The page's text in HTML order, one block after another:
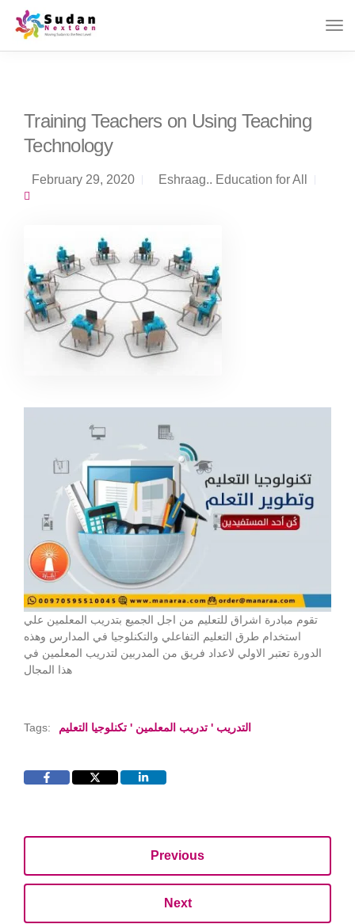
Training Teachers on Using Teaching
Technology
February 29, 2020 Eshraag.. Education for All
تقوم مبادرة اشراق للتعليم من اجل الجميع بتدريب المعلمين علي
استخدام طرق التعليم التفاعلي والتكنلوجيا في المدارس وهذه
الدورة تعتبر الاولي لاعداد فريق من المدربين لتدريب المعلمين في
هذا المجال
Tags: التدريب ' تدريب المعلمين ' تكنلوجيا التعليم
Previous
Next